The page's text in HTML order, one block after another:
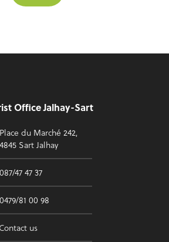
Office Jalhay-Sart
Place du Marché 242,
4845 Sart Jalhay
087/47 47 37
0479/81 00 98
Contact us